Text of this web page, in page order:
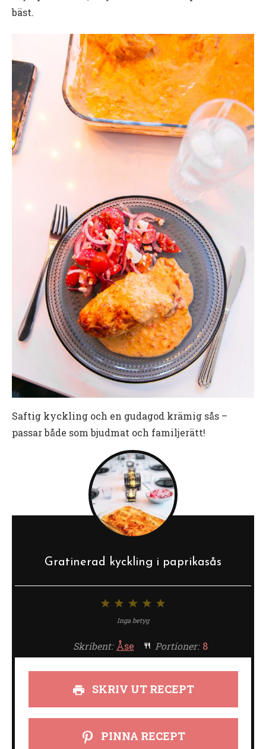
bäst.
Saftig kyckling och en gudagod krämig sås –
passar både som bjudmat och familjerätt!
Gratinerad kyckling i paprikasås
4
3
stjärnor
stjärnor
stjärna
Inga betyg
Skribent: Åse Portioner: 8
SKRIV UT RECEPT
PINNA RECEPT